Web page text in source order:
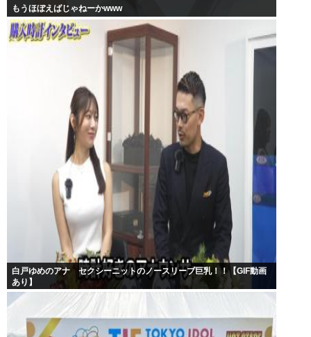
もうほぼえばじゃねーかwww
白戸ゆめのアナ セクシーニットのノースリーブ巨乳！！【GIF動画
あり】